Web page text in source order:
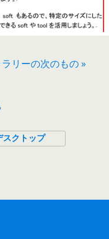
リーの次のもの »
スクトップ